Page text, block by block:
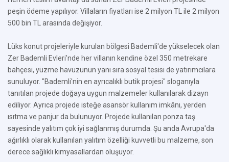
peşin ödeme yapılıyor. Villaların fiyatları ise 2 milyon TL ile 2 milyon
500 bin TL arasında değişiyor.
Lüks konut projeleriyle kurulan bölgesi Bademli'de yükselecek olan
Zer Bademli Evleri'nde her villanın kendine özel 350 metrekare
bahçesi, yüzme havuzunun yanı sıra sosyal tesisi de yatırımcılara
sunuluyor. "Bademli'nin en ayrıcalıklı butik projesi" sloganıyla
tanıtılan projede doğaya uygun malzemeler kullanılarak dizayn
ediliyor. Ayrıca projede isteğe asansör kullanım imkânı, yerden
ısıtma ve panjur da bulunuyor. Projede kullanılan ponza taş
sayesinde yalıtım çok iyi sağlanmış durumda. Şu anda Avrupa'da
ağırlıklı olarak kullanılan yalıtım özelliği kuvvetli bu malzeme, son
derece sağlıklı kimyasallardan oluşuyor.